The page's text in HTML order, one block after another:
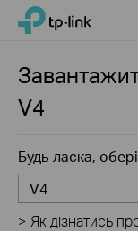
Click
navigation
TP-Link, Reliably
V4
Будь ласка,
V4
> Як дізнатись